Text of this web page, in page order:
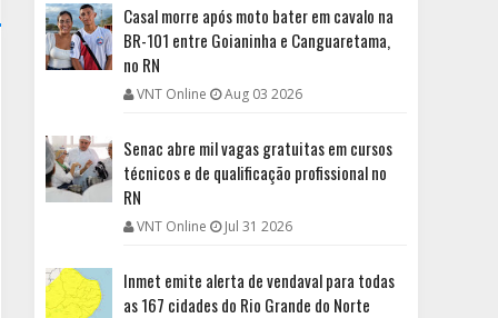
Casal morre após moto bater em cavalo na
BR-101 entre Goianinha e Canguaretama,
no RN
VNT Online Aug 03 2026
Senac abre mil vagas gratuitas em cursos
técnicos e de qualificação profissional no
RN
VNT Online Jul 31 2026
Inmet emite alerta de vendaval para todas
as 167 cidades do Rio Grande do Norte